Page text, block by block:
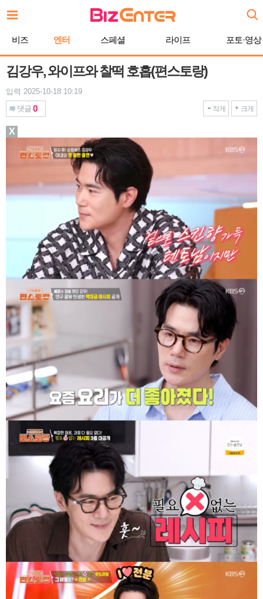
문
비즈 엔터 스페셜 라이프 포토·영상
김강우, 와이프와 찰떡 호흡(편스토랑)
입력 2025-10-18 10:19
댓글 0 작게 크게
X